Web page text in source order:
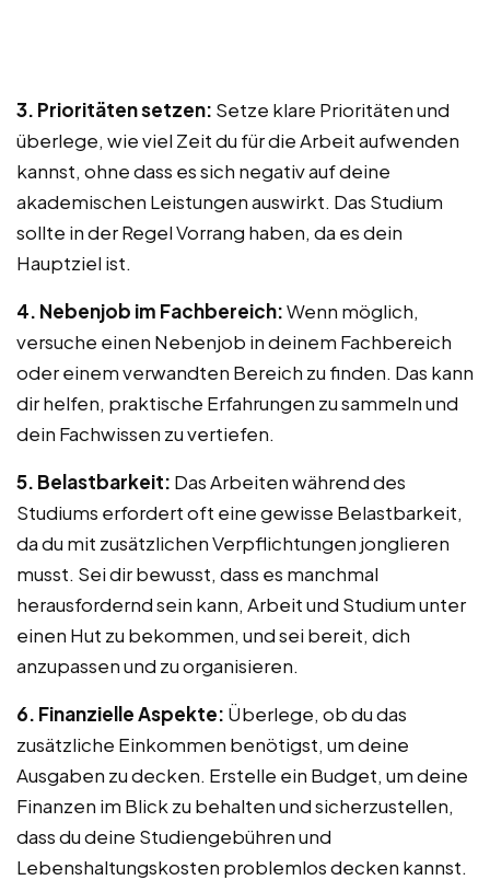
3. Prioritäten setzen: Setze klare Prioritäten und
überlege, wie viel Zeit du für die Arbeit aufwenden
kannst, ohne dass es sich negativ auf deine
akademischen Leistungen auswirkt. Das Studium
sollte in der Regel Vorrang haben, da es dein
Hauptziel ist.
4. Nebenjob im Fachbereich:Wenn möglich,
versuche einen Nebenjob in deinem Fachbereich
oder einem verwandten Bereich zu finden. Das kann
dir helfen, praktische Erfahrungen zu sammeln und
dein Fachwissen zu vertiefen.
5. Belastbarkeit: Das Arbeiten während des
Studiums erfordert oft eine gewisse Belastbarkeit,
da du mit zusätzlichen Verpflichtungen jonglieren
musst. Sei dir bewusst, dass es manchmal
herausfordernd sein kann, Arbeit und Studium unter
einen Hut zu bekommen, und sei bereit, dich
anzupassen und zu organisieren.
6. Finanzielle Aspekte: Überlege, ob du das
zusätzliche Einkommen benötigst, um deine
Ausgaben zu decken. Erstelle ein Budget, um deine
Finanzen im Blick zu behalten und sicherzustellen,
dass du deine Studiengebühren und
Lebenshaltungskosten problemlos decken kannst.